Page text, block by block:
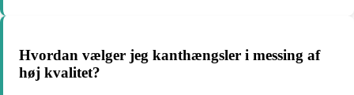
Hvordan vælger jeg kanthængsler i messing af
høj kvalitet?